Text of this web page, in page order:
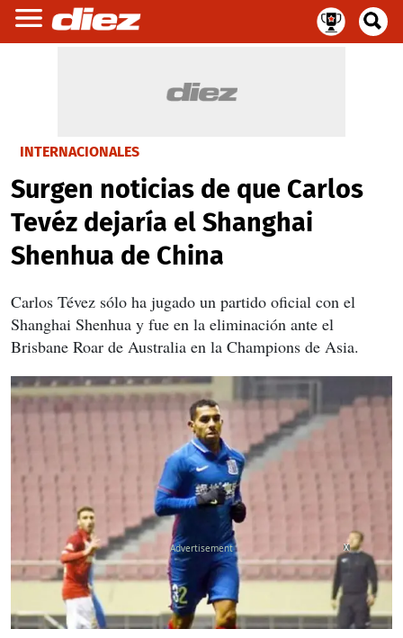
INTERNACIONALES
Surgen noticias de que Carlos
Tevéz dejaría el Shanghai
Shenhua de China
Carlos Tévez sólo ha jugado un partido oficial con el
Shanghai Shenhua y fue en la eliminación ante el
Brisbane Roar de Australia en la Champions de Asia.
X